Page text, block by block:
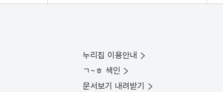
누리집 이용안내
ㄱ~ㅎ 색인
문서보기 내려받기